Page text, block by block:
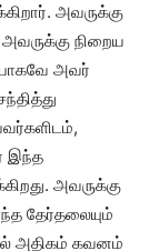
அவருக்கு
நிறைய
அவர்
இந்த
அவருக்கு
தேர்தலையும்
அதிகம் கவனம்